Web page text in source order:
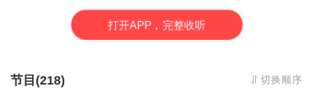
打开APP，完整收听
节目(218) 切换顺序